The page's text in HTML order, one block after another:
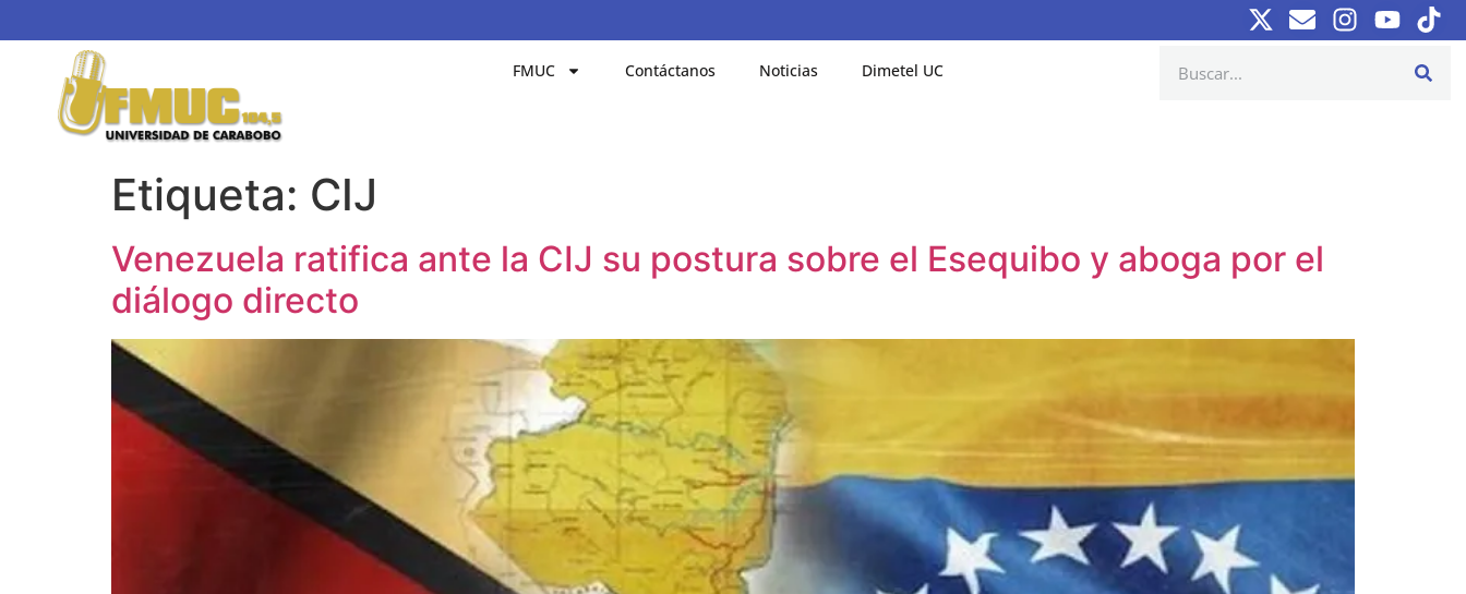
FMUC Contáctanos Noticias Dimetel UC
Etiqueta: CIJ
Venezuela ratifica ante la CIJ su postura sobre el Esequibo y aboga por el
diálogo directo